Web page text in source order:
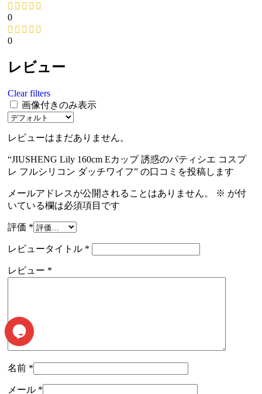
0
0
レビュー
Clear filters
画像付きのみ表示
レビューはまだありません。
“JIUSHENG Lily 160cm Eカップ 誘惑のパティシエ コスプ
レ フルシリコン ダッチワイフ” の口コミを投稿します
メールアドレスが公開されることはありません。 ※ が付
いている欄は必須項目です
評価 *
レビュータイトル *
レビュー *
名前 *
メール *